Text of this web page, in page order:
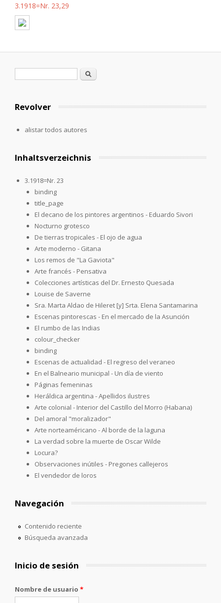
3.1918=Nr. 23,29
Formulario de búsqueda
Buscar
Revolver
alistar todos autores
Inhaltsverzeichnis
3.1918=Nr. 23
binding
title_page
El decano de los pintores argentinos - Eduardo Sivori
Nocturno grotesco
De tierras tropicales - El ojo de agua
Arte moderno - Gitana
Los remos de "La Gaviota"
Arte francés - Pensativa
Colecciones artísticas del Dr. Ernesto Quesada
Louise de Saverne
Sra. Marta Aldao de Hileret [y] Srta. Elena Santamarina
Escenas pintorescas - En el mercado de la Asunción
El rumbo de las Indias
colour_checker
binding
Escenas de actualidad - El regreso del veraneo
En el Balneario municipal - Un día de viento
Páginas femeninas
Heráldica argentina - Apellidos ilustres
Arte colonial - Interior del Castillo del Morro (Habana)
Del amoral "moralizador"
Arte norteaméricano - Al borde de la laguna
La verdad sobre la muerte de Oscar Wilde
Locura?
Observaciones inútiles - Pregones callejeros
El vendedor de loros
Navegación
Contenido reciente
Búsqueda avanzada
Inicio de sesión
Nombre de usuario *